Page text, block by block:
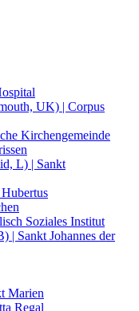
UK) | Corpus
Kirchengemeinde
L) | Sankt
Soziales Institut
| Sankt Johannes der
Marien
Regal